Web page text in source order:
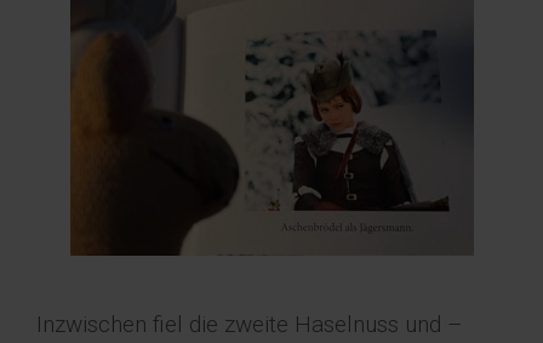
Inzwischen fiel die zweite Haselnuss und –